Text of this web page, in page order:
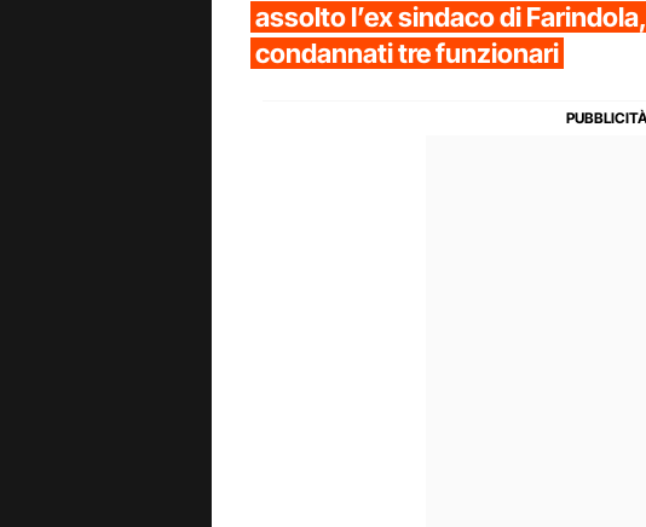
assolto l’ex sindaco di Farindola,
condannati tre funzionari